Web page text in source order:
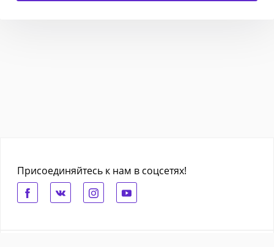
Присоединяйтесь к нам в соцсетях!